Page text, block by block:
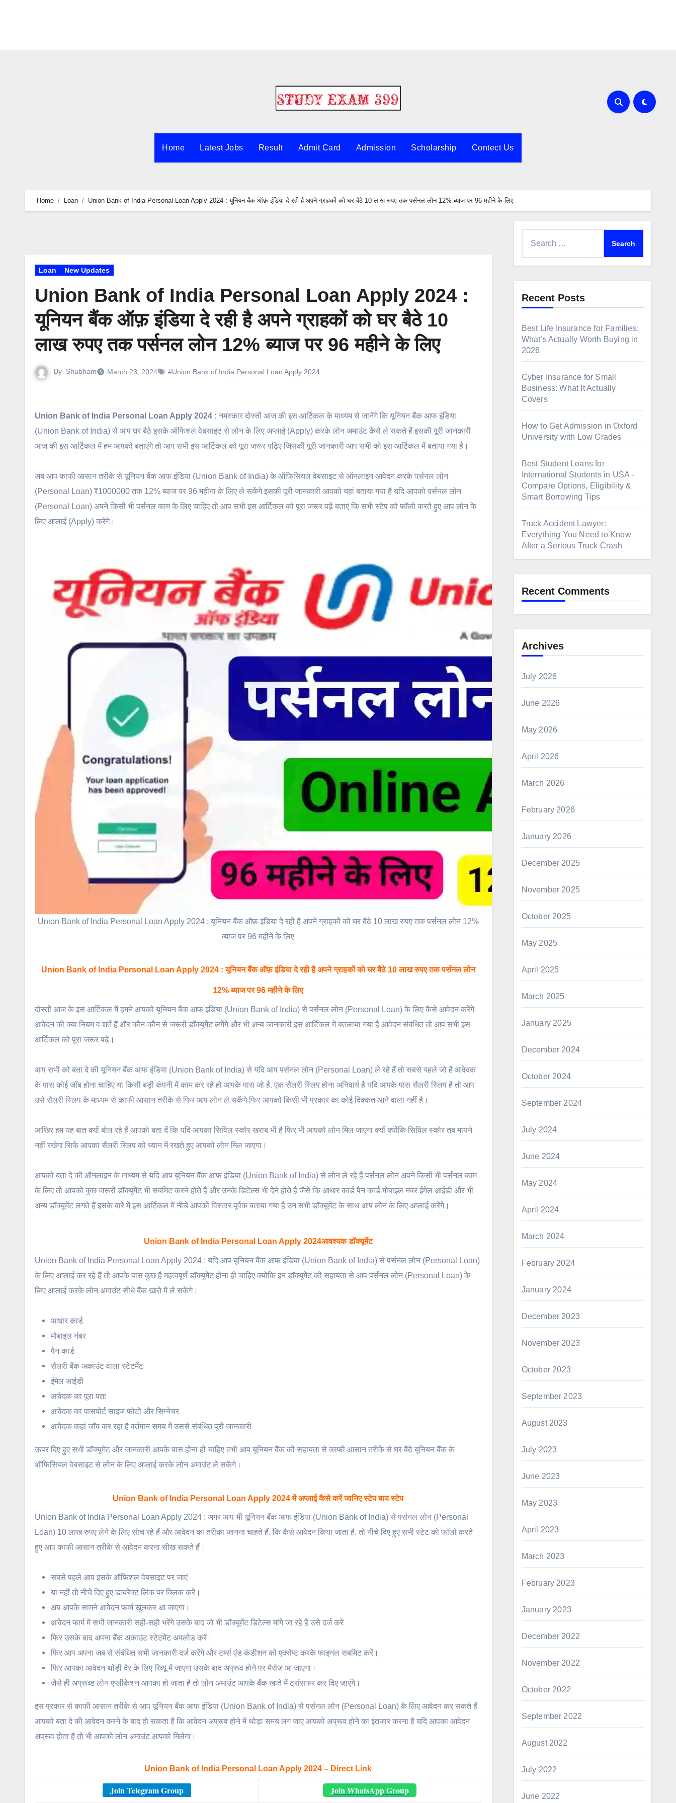
Home Latest Jobs Result Admit Card Admission Scholarship Contect Us
Home Loan Union Bank of India Personal Loan Apply 2024 : यूनियन बैंक ऑफ़ इंडिया दे रही है अपने ग्राहकों को घर बैठे 10 लाख रुपए तक पर्सनल लोन 12% ब्याज पर 96 महीने के लिए
Loan New Updates
Union Bank of India Personal Loan Apply 2024 :
यूनियन बैंक ऑफ़ इंडिया दे रही है अपने ग्राहकों को घर बैठे 10
लाख रुपए तक पर्सनल लोन 12% ब्याज पर 96 महीने के लिए
By Shubham March 23, 2024 #Union Bank of India Personal Loan Apply 2024
Union Bank of India Personal Loan Apply 2024 : नमस्कार दोस्तों आज की इस आर्टिकल के माध्यम से जानेंगे कि यूनियन बैंक आफ इंडिया
(Union Bank of India) से आप घर बैठे इसके ऑफिशल वेबसाइट से लोन के लिए अप्लाई (Apply) करके लोन अमाउंट कैसे ले सकते हैं इसकी पूरी जानकारी
आज की इस आर्टिकल में हम आपको बताएंगे तो आप सभी इस आर्टिकल को पूरा जरूर पढ़िए जिसकी पूरी जानकारी आप सभी को इस आर्टिकल में बताया गया है।
अब आप काफी आसान तरीके से यूनियन बैंक आफ इंडिया (Union Bank of India) के ऑफिसियल वेबसाइट से ऑनलाइन आवेदन करके पर्सनल लोन
(Personal Loan) ₹1000000 तक 12% ब्याज पर 96 महीना के लिए ले सकेंगे इसकी पूरी जानकारी आपको यहां बताया गया है यदि आपको पर्सनल लोन
(Personal Loan) अपने किसी भी पर्सनल काम के लिए चाहिए तो आप सभी इस आर्टिकल को पूरा जरूर पढ़ें बताएं कि सभी स्टेप को फॉलो करते हुए आप लोन के
लिए अप्लाई (Apply) करेंगे।
Union Bank of India Personal Loan Apply 2024 : यूनियन बैंक ऑफ़ इंडिया दे रही है अपने ग्राहकों को घर बैठे 10 लाख रुपए तक पर्सनल लोन 12%
ब्याज पर 96 महीने के लिए
Union Bank of India Personal Loan Apply 2024 : यूनियन बैंक ऑफ़ इंडिया दे रही है अपने ग्राहकों को घर बैठे 10 लाख रुपए तक पर्सनल लोन
12% ब्याज पर 96 महीने के लिए
दोस्तों आज के इस आर्टिकल में हमने आपको यूनियन बैंक आफ इंडिया (Union Bank of India) से पर्सनल लोन (Personal Loan) के लिए कैसे आवेदन करेंगे
आवेदन की क्या नियम व शर्ते हैं और कौन-कौन से जरूरी डॉक्यूमेंट लगेंगे और भी अन्य जानकारी इस आर्टिकल में बतलाया गया है आवेदन संबंधित तो आप सभी इस
आर्टिकल को पूरा जरूर पढ़ें।
आप सभी को बता दे की यूनियन बैंक आफ इंडिया (Union Bank of India) से यदि आप पर्सनल लोन (Personal Loan) ले रहे हैं तो सबसे पहले जो है आवेदक
के पास कोई जॉब होना चाहिए या किसी बड़ी कंपनी में काम कर रहे हो आपके पास जो है. एक सैलरी स्लिप होना अनिवार्य है यदि आपके पास सैलरी स्लिप है तो आप
उसे सैलरी स्लिप के माध्यम से काफी आसान तरीके से फिर आप लोन ले सकेंगे फिर आपको किसी भी प्रकार का कोई दिक्कत आने वाला नहीं है।
आखिर हम यह बात क्यों बोल रहे हैं आपको बता दें कि यदि आपका सिविल स्कोर खराब भी है फिर भी आपको लोन मिल जाएगा क्यों क्योंकि सिविल स्कोर तब मायने
नहीं रखेगा सिर्फ आपका सैलरी स्लिप को ध्यान में रखते हुए आपको लोन मिल जाएगा।
आपको बता दे की ऑनलाइन के माध्यम से यदि आप यूनियन बैंक आफ इंडिया (Union Bank of India) से लोन ले रहे हैं पर्सनल लोन अपने किसी भी पर्सनल काम
के लिए तो आपको कुछ जरूरी डॉक्यूमेंट भी सबमिट करने होते हैं और उनके डिटेल्स भी देने होते हैं जैसे कि आधार कार्ड पैन कार्ड मोबाइल नंबर ईमेल आईडी और भी
अन्य डॉक्यूमेंट लगते हैं इसके बारे में इस आर्टिकल में नीचे आपको विस्तार पूर्वक बताया गया है उन सभी डॉक्यूमेंट के साथ आप लोन के लिए अप्लाई करेंगे।
Union Bank of India Personal Loan Apply 2024आवश्यक डॉक्यूमेंट
Union Bank of India Personal Loan Apply 2024 : यदि आप यूनियन बैंक आफ इंडिया (Union Bank of India) से पर्सनल लोन (Personal Loan)
के लिए अप्लाई कर रहे हैं तो आपके पास कुछ है महत्वपूर्ण डॉक्यूमेंट होना ही चाहिए क्योंकि इन डॉक्यूमेंट की सहायता से आप पर्सनल लोन (Personal Loan) के
लिए अप्लाई करके लोन अमाउंट सीधे बैंक खाते में ले सकेंगे।
आधार कार्ड
मोबाइल नंबर
पैन कार्ड
सैलरी बैंक अकाउंट वाला स्टेटमेंट
ईमेल आईडी
आवेदक का पूरा पता
आवेदक का पासपोर्ट साइज फोटो और सिग्नेचर
आवेदक कहां जॉब कर रहा है वर्तमान समय में उससे संबंधित पूरी जानकारी
ऊपर दिए हुए सभी डॉक्यूमेंट और जानकारी आपके पास होना ही चाहिए तभी आप यूनियन बैंक की सहायता से काफी आसान तरीके से घर बैठे यूनियन बैंक के
ऑफिसियल वेबसाइट से लोन के लिए अप्लाई करके लोन अमाउंट ले सकेंगे।
Union Bank of India Personal Loan Apply 2024 में अप्लाई कैसे करें जानिए स्टेप बाय स्टेप
Union Bank of India Personal Loan Apply 2024 : अगर आप भी यूनियन बैंक आफ इंडिया (Union Bank of India) से पर्सनल लोन (Personal
Loan) 10 लाख रुपए लेने के लिए सोच रहे हैं और आवेदन का तरीका जानना चाहते हैं. कि कैसे आवेदन किया जाता है. तो नीचे दिए हुए सभी स्टेट को फॉलो करते
हुए आप काफी आसान तरीके से आवेदन करना सीख सकते हैं।
सबसे पहले आप इसके ऑफिशल वेबसाइट पर जाएं
या नहीं तो नीचे दिए हुए डायरेक्ट लिंक पर क्लिक करें।
अब आपके सामने आवेदन फार्म खुलकर आ जाएगा।
आवेदन फार्म में सभी जानकारी सही-सही भरेंगे उसके बाद जो भी डॉक्यूमेंट डिटेल्स मांगे जा रहे हैं उसे दर्ज करें
फिर उसके बाद अपना बैंक अकाउंट स्टेटमेंट अपलोड करें।
फिर आप अपना जब से संबंधित सभी जानकारी दर्ज करेंगे और टर्म्स एंड कंडीशन को एक्सेप्ट करके फाइनल सबमिट करें।
फिर आपका आवेदन थोड़ी देर के लिए रिव्यू में जाएगा उसके बाद अप्रूव होने पर मैसेज आ जाएगा।
जैसे ही अप्रूव्ड लोन एप्लीकेशन आपका हो जाता है तो लोन अमाउंट आपके बैंक खाते में ट्रांसफर कर दिए जाएंगे।
इस प्रकार से काफी आसान तरीके से आप यूनियन बैंक आफ इंडिया (Union Bank of India) से पर्सनल लोन (Personal Loan) के लिए आवेदन कर सकते हैं
आपको बता दे की आवेदन करने के बाद हो सकता है कि आवेदन अप्रूव होने में थोड़ा समय लग जाए आपको अप्रूव होने का इंतजार करना है यदि आपका आवेदन
अप्रूव होता है तो भी आपको लोन अमाउंट आपको मिलेगा।
Union Bank of India Personal Loan Apply 2024 – Direct Link
Join Telegram Group Join WhatsApp Group
Recent Posts
Best Life Insurance for Families:
What’s Actually Worth Buying in
2026
Cyber Insurance for Small
Business: What It Actually
Covers
How to Get Admission in Oxford
University with Low Grades
Best Student Loans for
International Students in USA -
Compare Options, Eligibility &
Smart Borrowing Tips
Truck Accident Lawyer:
Everything You Need to Know
After a Serious Truck Crash
Recent Comments
Archives
July 2026
June 2026
May 2026
April 2026
March 2026
February 2026
January 2026
December 2025
November 2025
October 2025
May 2025
April 2025
March 2025
January 2025
December 2024
October 2024
September 2024
July 2024
June 2024
May 2024
April 2024
March 2024
February 2024
January 2024
December 2023
November 2023
October 2023
September 2023
August 2023
July 2023
June 2023
May 2023
April 2023
March 2023
February 2023
January 2023
December 2022
November 2022
October 2022
September 2022
August 2022
July 2022
June 2022